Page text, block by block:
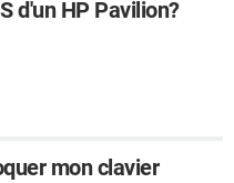
d'un HP Pavilion?
mon clavier